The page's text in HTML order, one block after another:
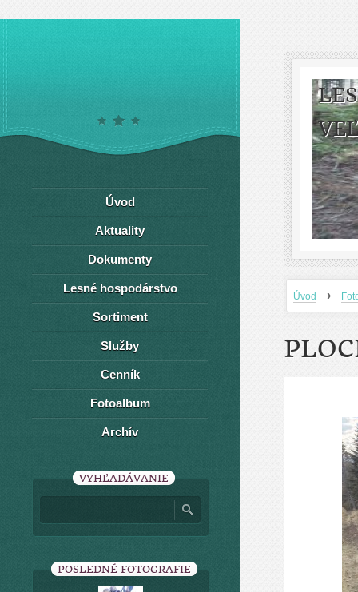
Úvod ›
Úvod
Aktuality
Dokumenty
Lesné hospodárstvo
Sortiment
Služby
Cenník
Fotoalbum
Archív
VYHĽADÁVANIE
POSLEDNÉ FOTOGRAFIE